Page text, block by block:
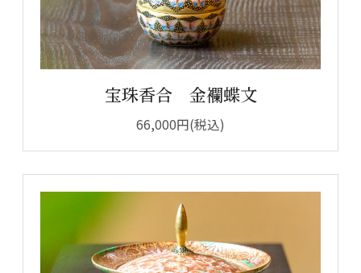
宝珠香合 金襴蝶文
66,000円(税込)